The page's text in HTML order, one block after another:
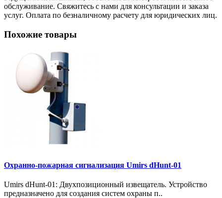
обслуживание. Свяжитесь с нами для консультации и заказа
услуг. Оплата по безналичному расчету для юридических лиц.
Похожие товары
Охранно-пожарная сигнализация Umirs dHunt-01
Umirs dHunt-01: Двухпозиционный извещатель. Устройство
предназначено для создания систем охраны п..